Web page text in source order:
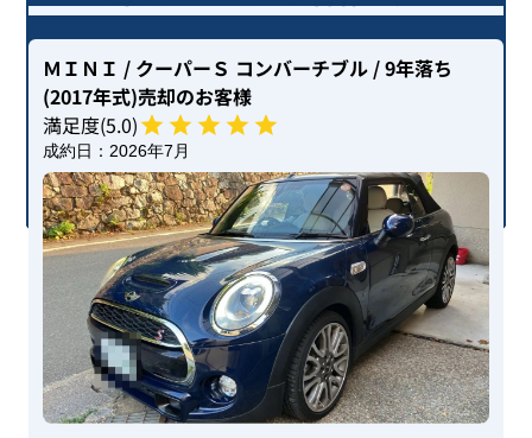
ＭＩＮＩ / クーパーＳ コンバーチブル / 9年落ち
(2017年式)売却のお客様
満足度(5.0)
成約日： 2026年7月